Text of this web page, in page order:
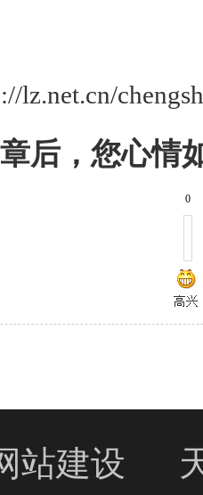
lz.net.cn/
后，您心情
0
站建设